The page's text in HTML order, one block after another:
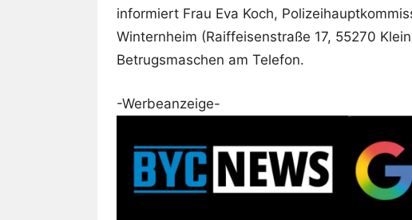
informiert Frau Eva Koch,
Winternheim (Raiffeisenstraße 17, 55270
Betrugsmaschen am Telefon.
-Werbeanzeige-